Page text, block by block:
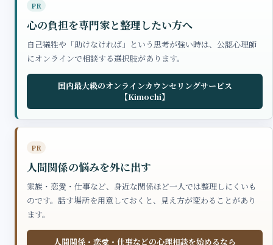
PR
心の負担を専門家と整理したい方へ
自己犠牲や「助けなければ」という思考が強い時は、公認心理師
にオンラインで相談する選択肢があります。
国内最大級のオンラインカウンセリングサービス
【Kimochi】
PR
人間関係の悩みを外に出す
家族・恋愛・仕事など、身近な関係ほど一人では整理しにくいも
のです。話す場所を用意しておくと、見え方が変わることがあり
ます。
人間関係・恋愛・仕事などの心理相談を始めるなら